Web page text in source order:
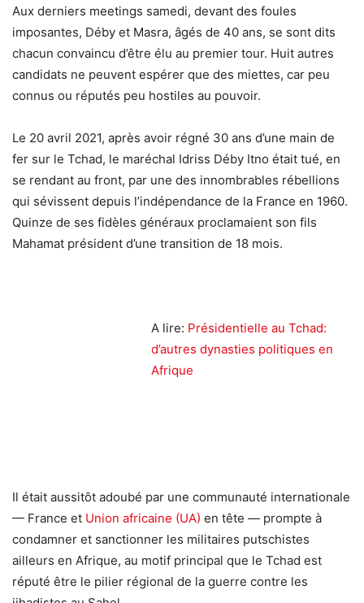
Aux derniers meetings samedi, devant des foules
imposantes, Déby et Masra, âgés de 40 ans, se sont dits
chacun convaincu d’être élu au premier tour. Huit autres
candidats ne peuvent espérer que des miettes, car peu
connus ou réputés peu hostiles au pouvoir.
Le 20 avril 2021, après avoir régné 30 ans d’une main de
fer sur le Tchad, le maréchal Idriss Déby Itno était tué, en
se rendant au front, par une des innombrables rébellions
qui sévissent depuis l’indépendance de la France en 1960.
Quinze de ses fidèles généraux proclamaient son fils
Mahamat président d’une transition de 18 mois.
A lire: Présidentielle au Tchad:
d’autres dynasties politiques en
Afrique
Il était aussitôt adoubé par une communauté internationale
— France et Union africaine (UA) en tête — prompte à
condamner et sanctionner les militaires putschistes
ailleurs en Afrique, au motif principal que le Tchad est
réputé être le pilier régional de la guerre contre les